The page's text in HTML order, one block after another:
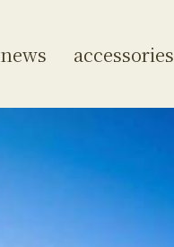
news accessories